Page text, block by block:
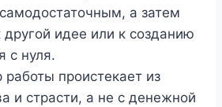
а затем
другой идее или к созданию
с нуля.
работы проистекает из
и страсти, а не с денежной